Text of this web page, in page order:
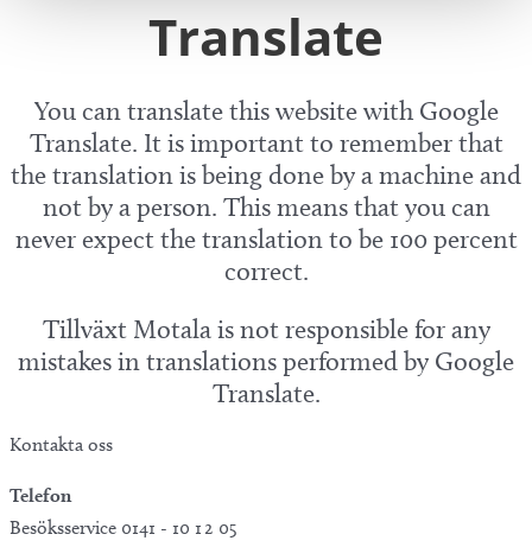
Translate
You can translate this website with Google
Translate. It is important to remember that
the translation is being done by a machine and
not by a person. This means that you can
never expect the translation to be 100 percent
correct.
Tillväxt Motala is not responsible for any
mistakes in translations performed by Google
Translate.
Kontakta oss
Telefon
Besöksservice 0141 - 10 1 2 05